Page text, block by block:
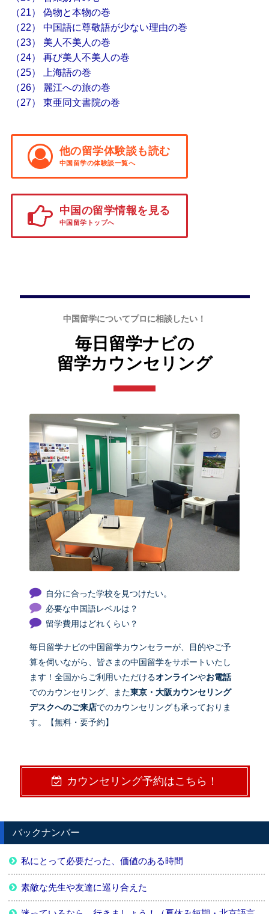
（21） 偽物と本物の巻
（22） 中国語に尊敬語が少ない理由の巻
（23） 美人不美人の巻
（24） 再び美人不美人の巻
（25） 上海語の巻
（26） 麗江への旅の巻
（27） 東亜同文書院の巻
他の留学体験談も読む
中国留学の体験談一覧へ
中国の留学情報を見る
中国留学トップへ
中国留学についてプロに相談したい！
毎日留学ナビの
留学カウンセリング
自分に合った学校を見つけたい。
必要な中国語レベルは？
留学費用はどれくらい？
毎日留学ナビの中国留学カウンセラーが、目的やご予
算を伺いながら、皆さまの中国留学をサポートいたし
ます！全国からご利用いただけるオンラインやお電話
でのカウンセリング、また東京・大阪カウンセリング
デスクへのご来店でのカウンセリングも承っておりま
す。【無料・要予約】
カウンセリング予約はこちら！
バックナンバー
私にとって必要だった、価値のある時間
素敵な先生や友達に巡り合えた